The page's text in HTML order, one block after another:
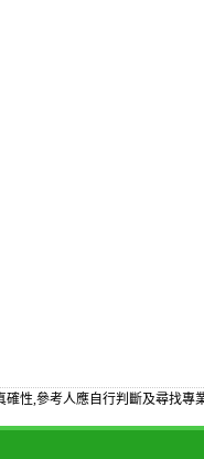
性,參考人應自行判斷及尋找專